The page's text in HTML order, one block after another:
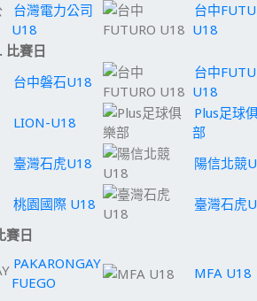
台灣電力公司
U18
台中
U18
比賽日
台中磐石U18
台中
U18
LION-U18
Plus足球
部
臺灣石虎U18 陽信北競
桃園國際 U18
臺灣石虎
賽日
PAKARONGAY
FUEGO
MFA U18